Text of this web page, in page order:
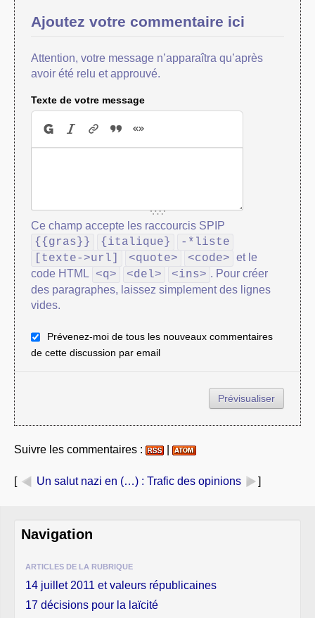
Ajoutez votre commentaire ici
Attention, votre message n’apparaîtra qu’après
avoir été relu et approuvé.
Texte de votre message
Ce champ accepte les raccourcis SPIP
{{gras}} {italique}
-*liste
[texte->url]
<quote> <code> et le
code HTML
<q> <del> <ins> . Pour créer
des paragraphes, laissez simplement des lignes
vides.
Prévenez-moi de tous les nouveaux commentaires
de cette discussion par email
Suivre les commentaires :
[ Un salut nazi en (…) : Trafic des opinions ]
Navigation
ARTICLES DE LA RUBRIQUE
14 juillet 2011 et valeurs républicaines
17 décisions pour la laïcité